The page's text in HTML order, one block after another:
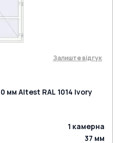
Залиште відгук
мм Altest RAL 1014 Ivory
1 камерна
37 мм